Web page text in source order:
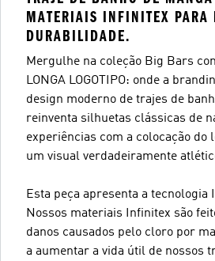
MATERIAIS INFINITEX PARA
DURABILIDADE.
Mergulhe na coleção Big Bars
LONGA LOGOTIPO: onde a
design moderno de trajes de
reinventa silhuetas clássicas de
experiências com a colocação do
um visual verdadeiramente
Esta peça apresenta a tecnologia
Nossos materiais Infinitex são
danos causados pelo cloro por
a aumentar a vida útil de nossos